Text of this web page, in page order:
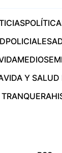
POLÍTICA
POLICIALES
MEDIOS
VIDA Y SALUD
TRANQUERA